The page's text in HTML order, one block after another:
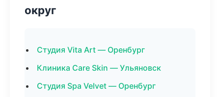
округ
Студия Vita Art — Оренбург
Клиника Care Skin — Ульяновск
Студия Spa Velvet — Оренбург